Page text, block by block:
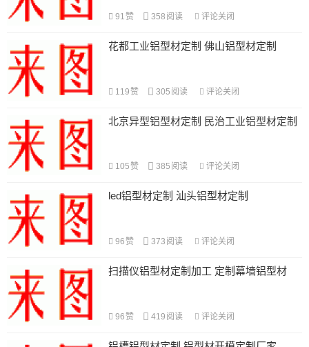
91 赞 358 阅读 评论关闭
花都工业铝型材定制 佛山铝型材定制
119 赞 305 阅读 评论关闭
北京异型铝型材定制 民治工业铝型材定制
105 赞 385 阅读 评论关闭
led铝型材定制 汕头铝型材定制
96 赞 373 阅读 评论关闭
扫描仪铝型材定制加工 定制幕墙铝型材
96 赞 419 阅读 评论关闭